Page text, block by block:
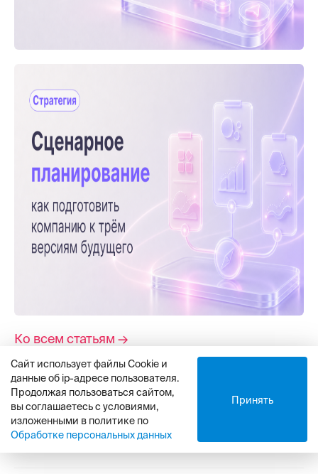
Сайт использует файлы Cookie и
данные об ip-адресе пользователя.
Продолжая пользоваться сайтом,
вы соглашаетесь с условиями,
изложенными в политике по
Обработке персональных данных
Принять
Ко всем статьям →
Возможности